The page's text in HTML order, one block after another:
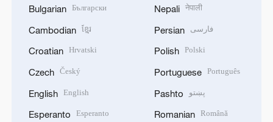
Bulgarian Български
Cambodian ខ្មែរ
Croatian Hrvatski
Czech Český
English English
Esperanto Esperanto
Nepali नेपाली
Persian فارسی
Polish Polski
Portuguese Português
Pashto پښتو
Romanian Română